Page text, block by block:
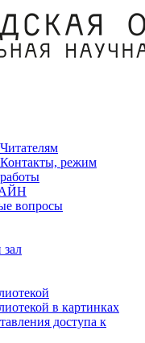
Читателям
Контакты, режим
работы
вопросы
в картинках
доступа к